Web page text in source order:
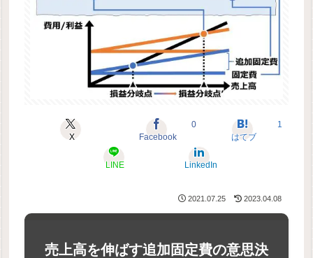
X Facebook
0
はてブ
1
LINE LinkedIn
2021.07.25 2023.04.08
売上高を伸ばす追加固定費の意思決